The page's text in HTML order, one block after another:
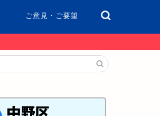
ご意見・ご要望